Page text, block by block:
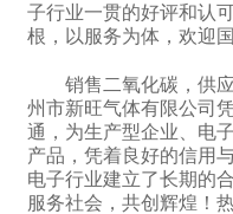
子行业一贯的好评和认
根，以服务为体，欢迎
销售二氧化碳，供
州市新旺气体有限公司
通，为生产型企业、电
产品，凭着良好的信用
电子行业建立了长期的
服务社会，共创辉煌！